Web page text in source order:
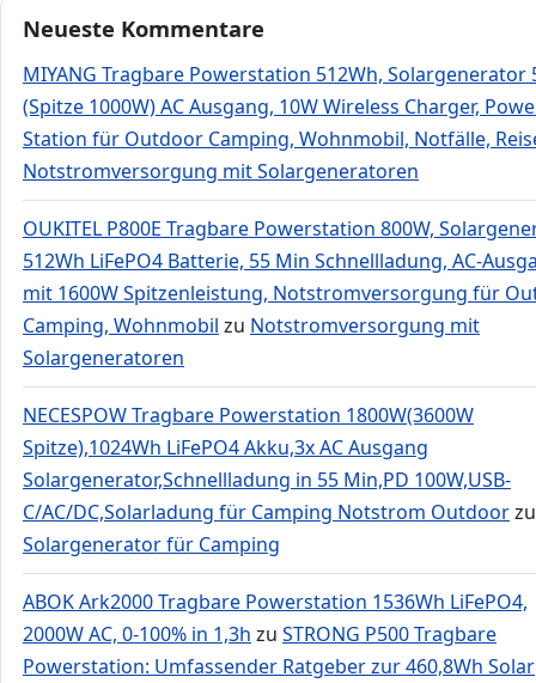
Neueste Kommentare
MIYANG Tragbare Powerstation 512Wh, Solargenerator
(Spitze 1000W) AC Ausgang, 10W Wireless Charger,
Station für Outdoor Camping, Wohnmobil, Notfälle,
Notstromversorgung mit Solargeneratoren
OUKITEL P800E Tragbare Powerstation 800W,
512Wh LiFePO4 Batterie, 55 Min Schnellladung, AC-
mit 1600W Spitzenleistung, Notstromversorgung für
Camping, Wohnmobil zu Notstromversorgung mit
Solargeneratoren
NECESPOW Tragbare Powerstation 1800W(3600W
Spitze),1024Wh LiFePO4 Akku,3x AC Ausgang
Solargenerator,Schnellladung in 55 Min,PD 100W,USB-
C/AC/DC,Solarladung für Camping Notstrom Outdoorzu
Solargenerator für Camping
ABOK Ark2000 Tragbare Powerstation 1536Wh LiFePO4,
2000W AC, 0-100% in 1,3h zu STRONG P500 Tragbare
Powerstation: Umfassender Ratgeber zur 460,8Wh Solar